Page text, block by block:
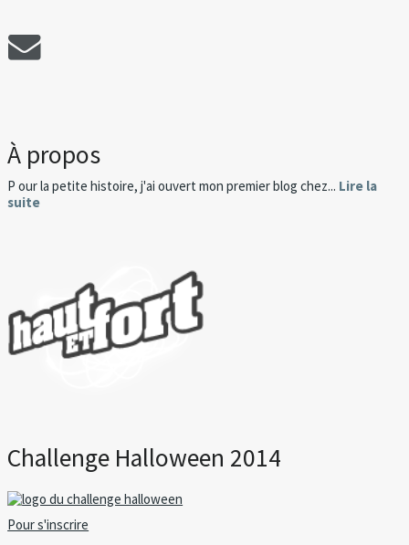
À propos
P our la petite histoire, j'ai ouvert mon premier blog chez... Lire la
suite
Challenge Halloween 2014
Pour s'inscrire